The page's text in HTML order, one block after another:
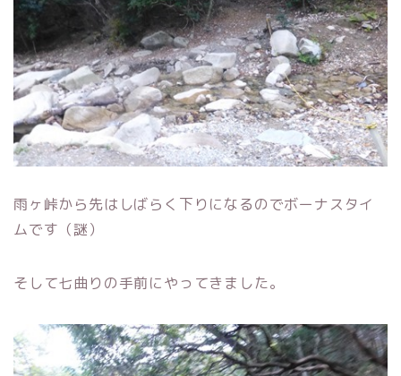
雨ヶ峠から先はしばらく下りになるのでボーナスタイ
ムです（謎）
そして七曲りの手前にやってきました。